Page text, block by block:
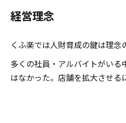
経営理念
くふ楽では人財育成の鍵は理念
多くの社員・アルバイトがい
はなかった。店舗を拡大させる